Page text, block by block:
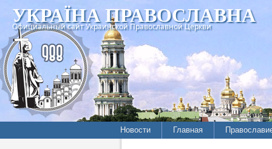
УКРАЇНА ПРАВОСЛАВНА
Официальный сайт Украинской Православной Церкви
Новости Главная